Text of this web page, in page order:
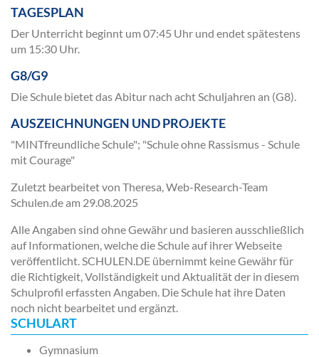
TAGESPLAN
Der Unterricht beginnt um 07:45 Uhr und endet spätestens
um 15:30 Uhr.
G8/G9
Die Schule bietet das Abitur nach acht Schuljahren an (G8).
AUSZEICHNUNGEN UND PROJEKTE
"MINTfreundliche Schule"; "Schule ohne Rassismus - Schule
mit Courage"
Zuletzt bearbeitet von Theresa, Web-Research-Team
Schulen.de am 29.08.2025
Alle Angaben sind ohne Gewähr und basieren ausschließlich
auf Informationen, welche die Schule auf ihrer Webseite
veröffentlicht. SCHULEN.DE übernimmt keine Gewähr für
die Richtigkeit, Vollständigkeit und Aktualität der in diesem
Schulprofil erfassten Angaben. Die Schule hat ihre Daten
noch nicht bearbeitet und ergänzt.
SCHULART
Gymnasium